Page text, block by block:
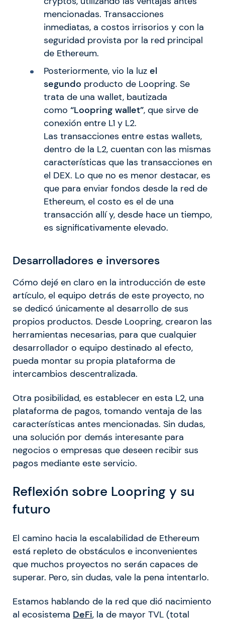
mencionadas. Transacciones
inmediatas, a costos irrisorios y con la
seguridad provista por la red principal
de Ethereum.
Posteriormente, vio la luz el
segundo producto de Loopring. Se
trata de una wallet, bautizada
como “Loopring wallet”, que sirve de
conexión entre L1 y L2.
Las transacciones entre estas wallets,
dentro de la L2, cuentan con las mismas
características que las transacciones en
el DEX. Lo que no es menor destacar, es
que para enviar fondos desde la red de
Ethereum, el costo es el de una
transacción allí y, desde hace un tiempo,
es significativamente elevado.
Desarrolladores e inversores
Cómo dejé en claro en la introducción de este
artículo, el equipo detrás de este proyecto, no
se dedicó únicamente al desarrollo de sus
propios productos. Desde Loopring, crearon las
herramientas necesarias, para que cualquier
desarrollador o equipo destinado al efecto,
pueda montar su propia plataforma de
intercambios descentralizada.
Otra posibilidad, es establecer en esta L2, una
plataforma de pagos, tomando ventaja de las
características antes mencionadas. Sin dudas,
una solución por demás interesante para
negocios o empresas que deseen recibir sus
pagos mediante este servicio.
Reflexión sobre Loopring y su
futuro
El camino hacia la escalabilidad de Ethereum
está repleto de obstáculos e inconvenientes
que muchos proyectos no serán capaces de
superar. Pero, sin dudas, vale la pena intentarlo.
Estamos hablando de la red que dió nacimiento
al ecosistema DeFi, la de mayor TVL (total